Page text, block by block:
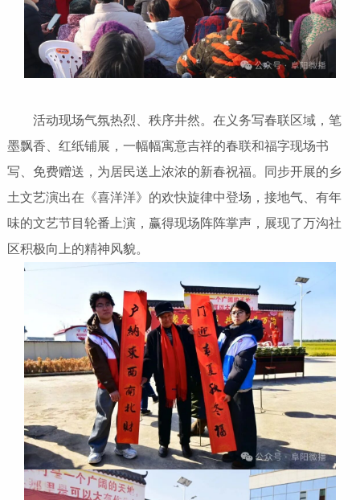
活动现场气氛热烈、秩序井然。在义务写春联区域，笔
墨飘香、红纸铺展，一幅幅寓意吉祥的春联和福字现场书
写、免费赠送，为居民送上浓浓的新春祝福。同步开展的乡
土文艺演出在《喜洋洋》的欢快旋律中登场，接地气、有年
味的文艺节目轮番上演，赢得现场阵阵掌声，展现了万沟社
区积极向上的精神风貌。